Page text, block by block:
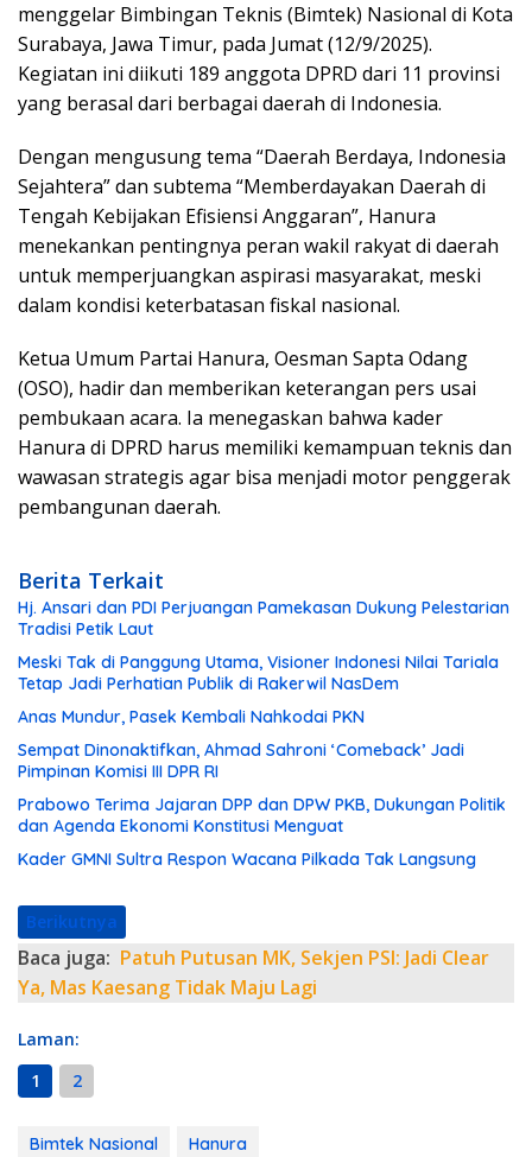
menggelar Bimbingan Teknis (Bimtek) Nasional di Kota
Surabaya, Jawa Timur, pada Jumat (12/9/2025).
Kegiatan ini diikuti 189 anggota DPRD dari 11 provinsi
yang berasal dari berbagai daerah di Indonesia.
Dengan mengusung tema “Daerah Berdaya, Indonesia
Sejahtera” dan subtema “Memberdayakan Daerah di
Tengah Kebijakan Efisiensi Anggaran”, Hanura
menekankan pentingnya peran wakil rakyat di daerah
untuk memperjuangkan aspirasi masyarakat, meski
dalam kondisi keterbatasan fiskal nasional.
Ketua Umum Partai Hanura, Oesman Sapta Odang
(OSO), hadir dan memberikan keterangan pers usai
pembukaan acara. Ia menegaskan bahwa kader
Hanura di DPRD harus memiliki kemampuan teknis dan
wawasan strategis agar bisa menjadi motor penggerak
pembangunan daerah.
Berita Terkait
Hj. Ansari dan PDI Perjuangan Pamekasan Dukung Pelestarian
Tradisi Petik Laut
Meski Tak di Panggung Utama, Visioner Indonesi Nilai Tariala
Tetap Jadi Perhatian Publik di Rakerwil NasDem
Anas Mundur, Pasek Kembali Nahkodai PKN
Sempat Dinonaktifkan, Ahmad Sahroni ‘Comeback’ Jadi
Pimpinan Komisi III DPR RI
Prabowo Terima Jajaran DPP dan DPW PKB, Dukungan Politik
dan Agenda Ekonomi Konstitusi Menguat
Kader GMNI Sultra Respon Wacana Pilkada Tak Langsung
Berikutnya
Baca juga: Patuh Putusan MK, Sekjen PSI: Jadi Clear
Ya, Mas Kaesang Tidak Maju Lagi
Laman:
1
2
Bimtek Nasional Hanura